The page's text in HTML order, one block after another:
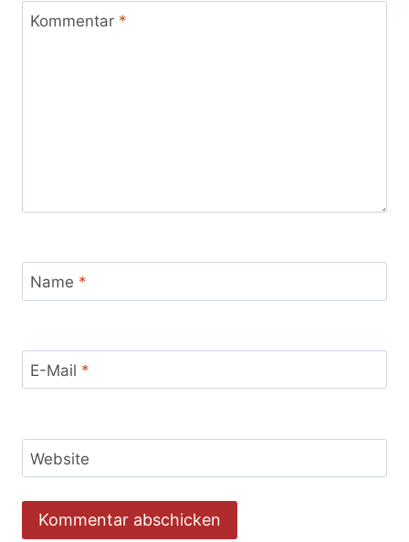
Kommentar *
Name *
E-Mail *
Website